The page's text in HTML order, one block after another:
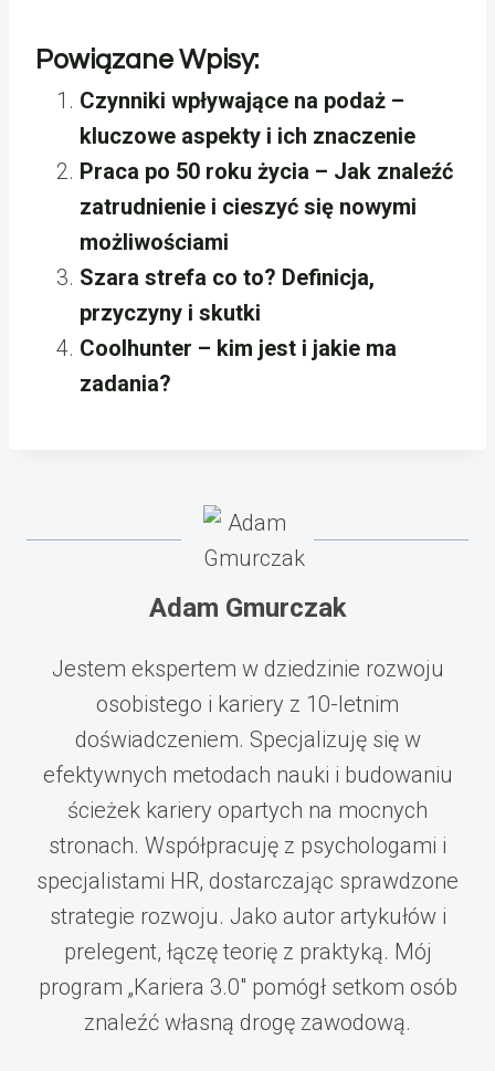
Powiązane Wpisy:
Czynniki wpływające na podaż –
kluczowe aspekty i ich znaczenie
Praca po 50 roku życia – Jak znaleźć
zatrudnienie i cieszyć się nowymi
możliwościami
Szara strefa co to? Definicja,
przyczyny i skutki
Coolhunter – kim jest i jakie ma
zadania?
Adam Gmurczak
Jestem ekspertem w dziedzinie rozwoju
osobistego i kariery z 10-letnim
doświadczeniem. Specjalizuję się w
efektywnych metodach nauki i budowaniu
ścieżek kariery opartych na mocnych
stronach. Współpracuję z psychologami i
specjalistami HR, dostarczając sprawdzone
strategie rozwoju. Jako autor artykułów i
prelegent, łączę teorię z praktyką. Mój
program „Kariera 3.0" pomógł setkom osób
znaleźć własną drogę zawodową.